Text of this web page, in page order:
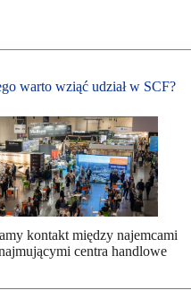
warto wziąć udział w SCF?
kontakt między najemcami
centra handlowe